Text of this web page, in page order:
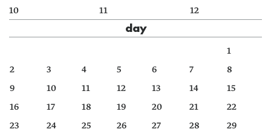
10
11 12
day
1
2
3 4 5 6 7
8
9
10 11 12 13 14
15
16
17 18 19 20 21
22
23
24 25 26 27 28
29